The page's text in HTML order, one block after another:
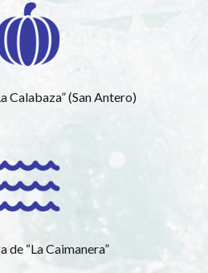
Calabaza” (San Antero)
de “La Caimanera”